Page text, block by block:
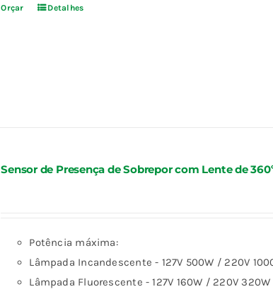
Orçar Detalhes
Sensor de Presença de Sobrepor com Lente de
Potência máxima:
Lâmpada Incandescente - 127V 500W / 220V
Lâmpada Fluorescente - 127V 160W / 220V 320W